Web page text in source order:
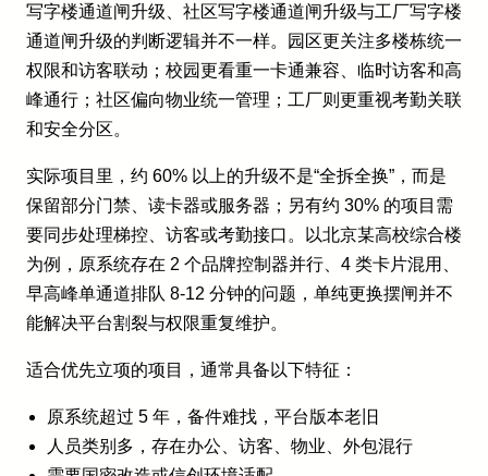
写字楼通道闸升级、社区写字楼通道闸升级与工厂写字楼
通道闸升级的判断逻辑并不一样。园区更关注多楼栋统一
权限和访客联动；校园更看重一卡通兼容、临时访客和高
峰通行；社区偏向物业统一管理；工厂则更重视考勤关联
和安全分区。
实际项目里，约 60% 以上的升级不是“全拆全换”，而是
保留部分门禁、读卡器或服务器；另有约 30% 的项目需
要同步处理梯控、访客或考勤接口。以北京某高校综合楼
为例，原系统存在 2 个品牌控制器并行、4 类卡片混用、
早高峰单通道排队 8-12 分钟的问题，单纯更换摆闸并不
能解决平台割裂与权限重复维护。
适合优先立项的项目，通常具备以下特征：
原系统超过 5 年，备件难找，平台版本老旧
人员类别多，存在办公、访客、物业、外包混行